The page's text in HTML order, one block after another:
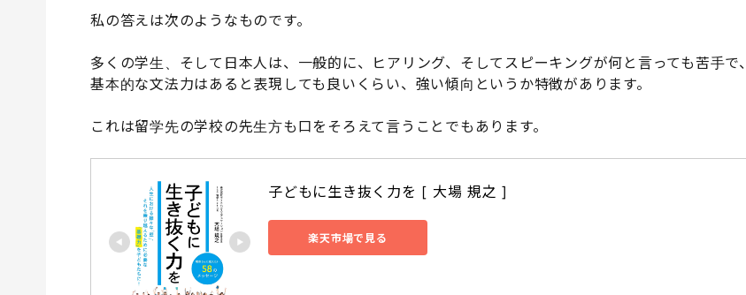
私の答えは次のようなものです。
多くの学生、そして日本人は、一般的に、ヒアリング、そしてスピーキングが何と言っても苦手で、
基本的な文法力はあると表現しても良いくらい、強い傾向というか特徴があります。
これは留学先の学校の先生方も口をそろえて言うことでもあります。
子どもに生き抜く力を [ 大場 規之 ]
楽天市場で見る